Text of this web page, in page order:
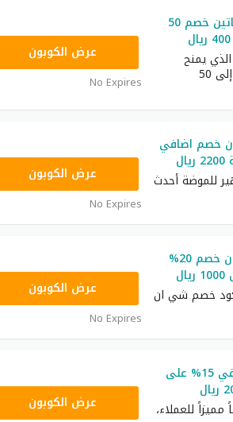
كود خصم شي ان فساتين خصم 50
يمنح
المتسوقين خصمًا يصل إلى 50
عرض الكوبون
No Expires
خصم اضافي
للموضة أحدث
عرض الكوبون
No Expires
أفضل كود خصم شي ان خصم 20%
خصم شي ان
عرض الكوبون
No Expires
كود شي ان خصم اضافي 15% على
للعملاء،
عرض الكوبون